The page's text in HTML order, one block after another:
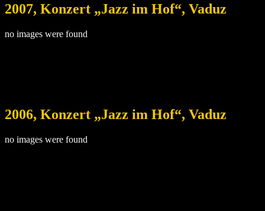
2007, Konzert „Jazz im Hof“, Vaduz
no images were found
2006, Konzert „Jazz im Hof“, Vaduz
no images were found